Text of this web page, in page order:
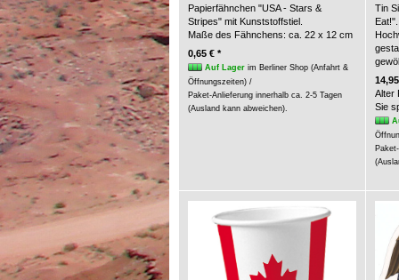
Papierfähnchen "USA - Stars &
Stripes" mit Kunststoffstiel.
Maße des Fähnchens: ca. 22 x 12 cm
0,65 € *
Auf Lagerim Berliner Shop (Anfahrt &
Öffnungszeiten) /
Paket-Anlieferung innerhalb ca. 2-5 Tagen
(Ausland kann abweichen).
Tin
Eat!".
Alter
Sie